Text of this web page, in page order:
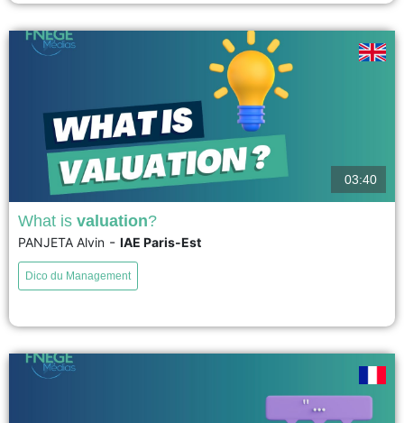
voir
Conceptualized by John Dewey in the 1930s, valuation can be defined as
a social practice whereby actors reflexively reframe the inherited
unsatisfactory values. Values are not considered as abstract properties,
voir
03:40
What is valuation?
PANJETA Alvin - IAE Paris-Est
Dico du Management